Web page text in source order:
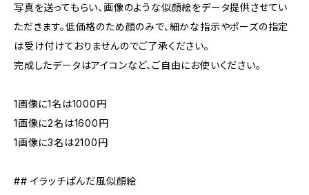
写真を送ってもらい、画像のような似顔絵をデータ提供させてい
ただきます。低価格のため顔のみで、細かな指示やポーズの指定
は受け付けておりませんのでご了承ください。
完成したデータはアイコンなど、ご自由にお使いください。
1画像に1名は1000円
1画像に2名は1600円
1画像に3名は2100円
## イラッチぱんだ風似顔絵